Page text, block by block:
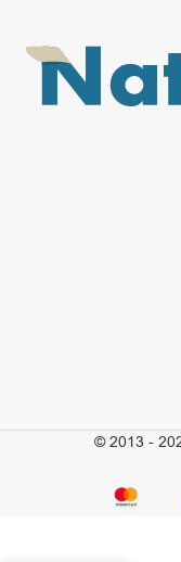
2.5%
© 2013 -